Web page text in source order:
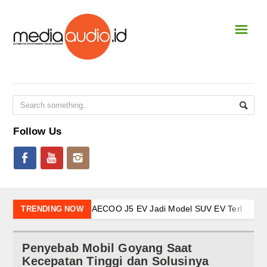
Event Terbaru
New Shoot
SQ
☰
Follow Us
TRENDING NOW
JAECOO J5 EV Jadi Model SUV EV Terlaris di
Arsitektur Kendaraan Listrik BYD dalam Menembus
Penyebab Mobil Goyang Saat
Kecepatan Tinggi dan Solusinya